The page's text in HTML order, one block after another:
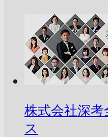
株式会社深
ス